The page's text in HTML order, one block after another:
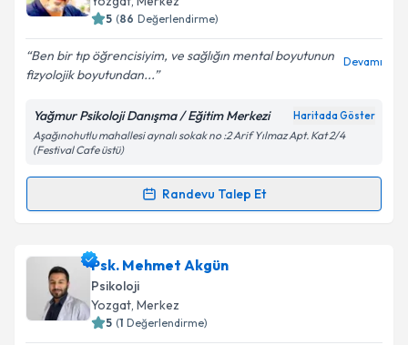
Kişisel verilerimin işlenmesine ilişkin
Aydınlatma
Metni'ni okudum ve kişisel verilerimin belirtilen
kapsamda işlenmesini kabul ediyorum.
Takvim Talebini Gönder
5 (86 Değerlendirme)
Ben bir tıp öğrencisiyim, ve sağlığın mental boyutunun
fizyolojik boyutundan...
Devamı
Yağmur Psikoloji Danışma / Eğitim Merkezi Haritada Göster
Aşağınohutlu mahallesi aynalı sokak no :2 Arif Yılmaz Apt. Kat 2/4
(Festival Cafe üstü)
Randevu Talep Et
Randevu Takvimi Talebi
Uzm. Psk. Dan. Levent Tanman
takvimi talebi oluşturun. Size bu uzmandan randevu
almanız için bir takvim hazırlandığında e-posta ile
bilgilendireceğiz.
Psk. Mehmet Akgün
Psikoloji
Yozgat, Merkez
5 (1 Değerlendirme)